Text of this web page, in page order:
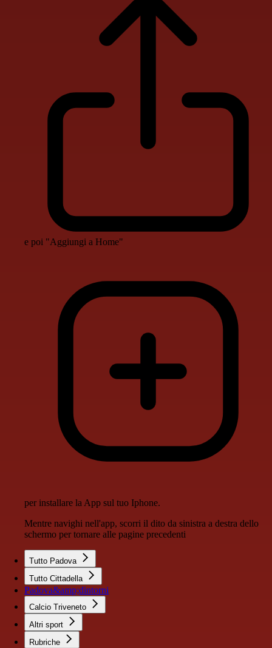
e poi "Aggiungi a Home"
per installare la App sul tuo Iphone.
Mentre navighi nell'app, scorri il dito da sinistra a destra dello
schermo per tornare alle pagine precedenti
Tutto Padova
Tutto Cittadella
Padova&amp;dintorni
Calcio Triveneto
Altri sport
Rubriche